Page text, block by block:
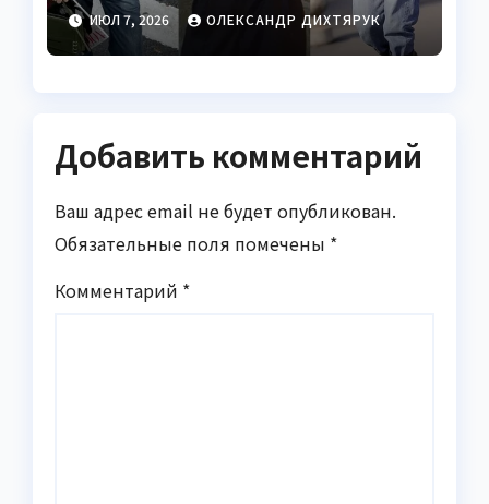
ИЮЛ 7, 2026 ОЛЕКСАНДР ДИХТЯРУК
Добавить комментарий
Ваш адрес email не будет опубликован.
Обязательные поля помечены *
Комментарий *